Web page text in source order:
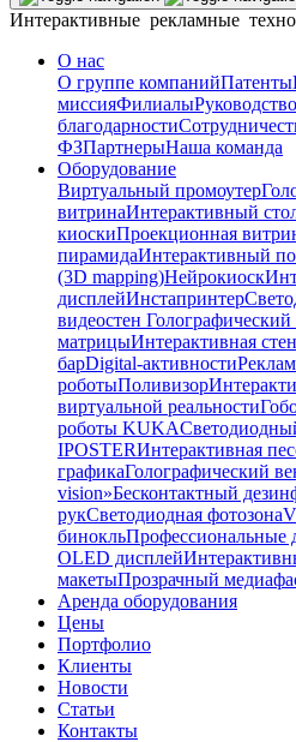
Интерактивные рекламные
О нас
О группе компанийПатенты
миссияФилиалыРуководство
благодарности
ФЗПартнерыНаша команда
Оборудование
Виртуальный промоутер
витринаИнтерактивный
киоскиПроекционная
пирамидаИнтерактивный
(3D mapping)Нейрокиоск
дисплейИнстапринтер
видеостен Голографический
матрицыИнтерактивная
барDigital-активности
роботыПоливизор
виртуальной реальности
роботы KUKA
IPOSTERИнтерактивная
графикаГолографический
vision»Бесконтактный
рукСветодиодная фотозона
бинокльПрофессиональные
OLED дисплей
макетыПрозрачный
Аренда оборудования
Цены
Портфолио
Клиенты
Новости
Статьи
Контакты